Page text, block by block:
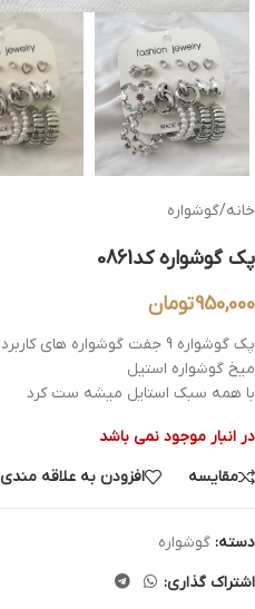
خانه/گوشواره
پک گوشواره کد0861
950,000تومان
پک گوشواره 9 جفت گوشواره های کاربردی و ترند
میخ گوشواره استیل
با همه سبک استایل میشه ست کرد
در انبار موجود نمی باشد
مقایسه
افزودن به علاقه مندی
دسته: گوشواره
اشتراک گذاری: